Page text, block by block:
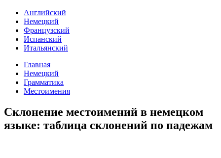
Английский
Немецкий
Французский
Испанский
Итальянский
Главная
Немецкий
Грамматика
Местоимения
Склонение местоимений в немецком
языке: таблица склонений по падежам